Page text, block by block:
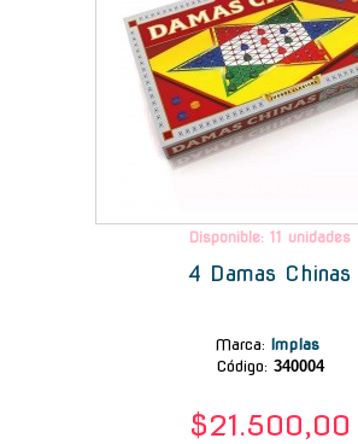
Disponible: 11 unidades
4 Damas Chinas
Marca: Implas
Código: 340004
$21.500,00